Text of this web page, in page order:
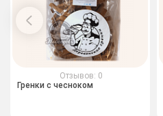
Отзывов: 0
Гренки с чесноком